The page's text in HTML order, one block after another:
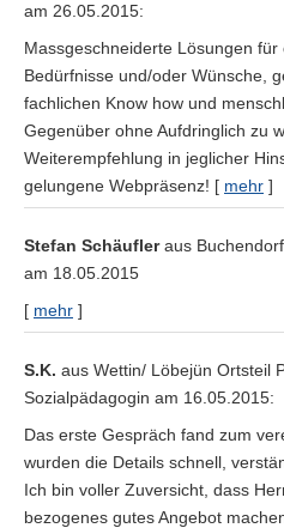
am 26.05.2015:
Massgeschneiderte Lösungen
Bedürfnisse und/oder Wünsche,
fachlichen Know how und
Gegenüber ohne Aufdringlich zu
Weiterempfehlung in jeglicher
gelungene Webpräsenz! [ mehr ]
Stefan Schäufleraus Buchendorf
am 18.05.2015
[ mehr ]
S.K. aus Wettin/ Löbejün Ortsteil
Sozialpädagogin am 16.05.2015:
Das erste Gespräch fand zum
wurden die Details schnell,
Ich bin voller Zuversicht, dass
bezogenes gutes Angebot